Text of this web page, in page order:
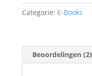
Recepten
Actie
Categorie: E-Books
Beoordelingen (2)